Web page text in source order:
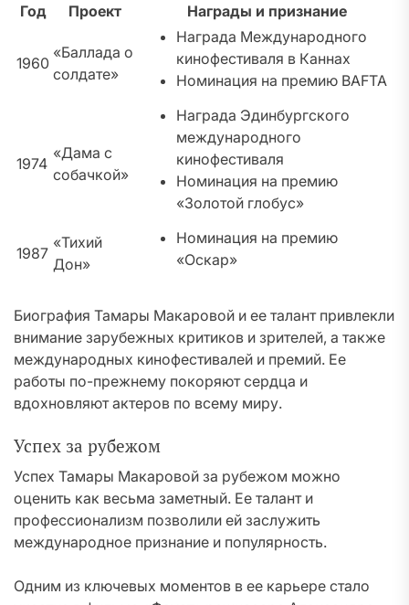
Год Проект Награды и признание
1960
«Баллада о
солдате»
Награда Международного
кинофестиваля в Каннах
Номинация на премию BAFTA
1974
«Дама с
собачкой»
Награда Эдинбургского
международного
кинофестиваля
Номинация на премию
«Золотой глобус»
1987
«Тихий
Дон»
Номинация на премию
«Оскар»
Биография Тамары Макаровой и ее талант привлекли
внимание зарубежных критиков и зрителей, а также
международных кинофестивалей и премий. Ее
работы по-прежнему покоряют сердца и
вдохновляют актеров по всему миру.
Успех за рубежом
Успех Тамары Макаровой за рубежом можно
оценить как весьма заметный. Ее талант и
профессионализм позволили ей заслужить
международное признание и популярность.
Одним из ключевых моментов в ее карьере стало